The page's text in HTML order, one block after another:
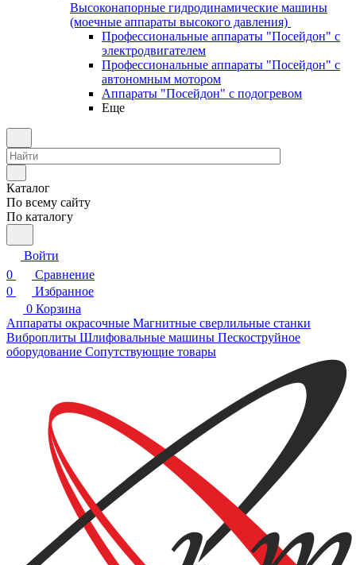
Высоконапорные гидродинамические машины
(моечные аппараты высокого давления)
Профессиональные аппараты "Посейдон" с
электродвигателем
Профессиональные аппараты "Посейдон" с
автономным мотором
Аппараты "Посейдон" с подогревом
Еще
Каталог
По всему сайту
По каталогу
Войти
0
Сравнение
0
Избранное
0 Корзина
Аппараты окрасочные Магнитные сверлильные станки
Виброплиты Шлифовальные машины Пескоструйное
оборудование Сопутствующие товары